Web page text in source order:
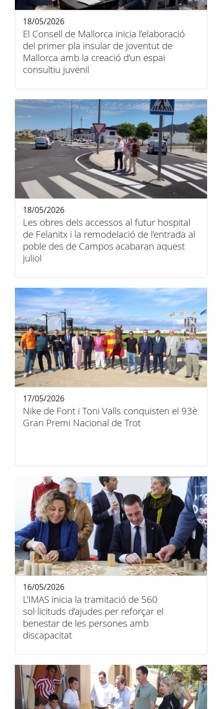
El Consell de Mallorca inicia l’elaboració
del primer pla insular de joventut de
Mallorca amb la creació d’un espai
consultiu juvenil
18/05/2026
Les obres dels accessos al futur hospital
de Felanitx i la remodelació de l’entrada al
poble des de Campos acabaran aquest
juliol
18/05/2026
Nike de Font i Toni Valls conquisten el 93è
Gran Premi Nacional de Trot
17/05/2026
L’IMAS inicia la tramitació de 560
sol·licituds d’ajudes per reforçar el
benestar de les persones amb
discapacitat
16/05/2026